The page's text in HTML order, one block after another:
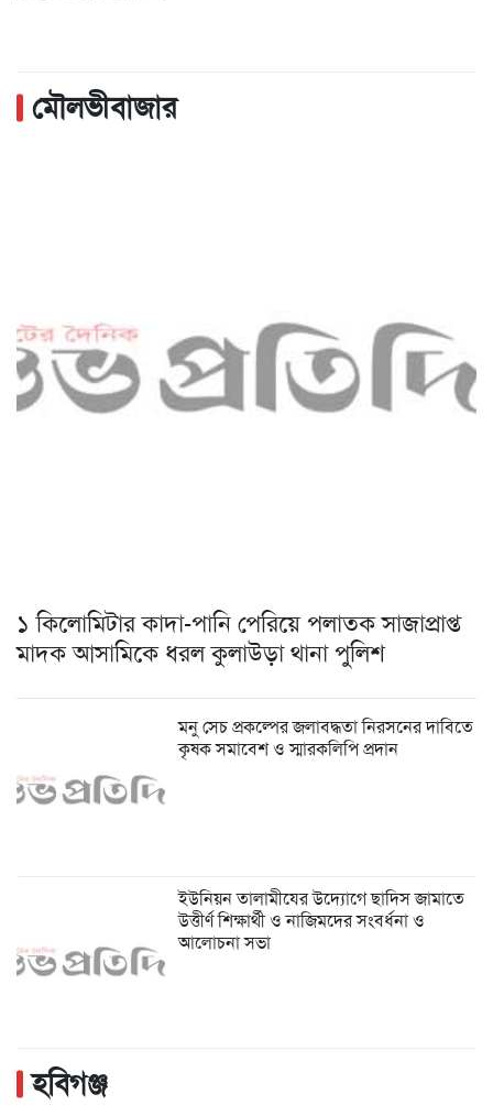
মৌলভীবাজার
১ কিলোমিটার কাদা-পানি পেরিয়ে পলাতক সাজাপ্রাপ্ত
মাদক আসামিকে ধরল কুলাউড়া থানা পুলিশ
মনু সেচ প্রকল্পের জলাবদ্ধতা নিরসনের দাবিতে
কৃষক সমাবেশ ও স্মারকলিপি প্রদান
ইউনিয়ন তালামীযের উদ্যোগে ছাদিস জামাতে
উত্তীর্ণ শিক্ষার্থী ও নাজিমদের সংবর্ধনা ও
আলোচনা সভা
হবিগঞ্জ